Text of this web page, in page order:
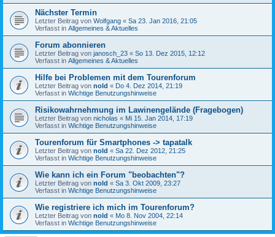
Nächster Termin
Letzter Beitrag von Wolfgang « Sa 23. Jan 2016, 21:05
Verfasst in Allgemeines & Aktuelles
Forum abonnieren
Letzter Beitrag von janosch_23 « So 13. Dez 2015, 12:12
Verfasst in Allgemeines & Aktuelles
Hilfe bei Problemen mit dem Tourenforum
Letzter Beitrag von nold « Do 4. Dez 2014, 21:19
Verfasst in Wichtige Benutzungshinweise
Risikowahrnehmung im Lawinengelände (Fragebogen)
Letzter Beitrag von nicholas « Mi 15. Jan 2014, 17:19
Verfasst in Wichtige Benutzungshinweise
Tourenforum für Smartphones -> tapatalk
Letzter Beitrag von nold « Sa 22. Dez 2012, 21:25
Verfasst in Wichtige Benutzungshinweise
Wie kann ich ein Forum "beobachten"?
Letzter Beitrag von nold « Sa 3. Okt 2009, 23:27
Verfasst in Wichtige Benutzungshinweise
Wie registriere ich mich im Tourenforum?
Letzter Beitrag von nold « Mo 8. Nov 2004, 22:14
Verfasst in Wichtige Benutzungshinweise